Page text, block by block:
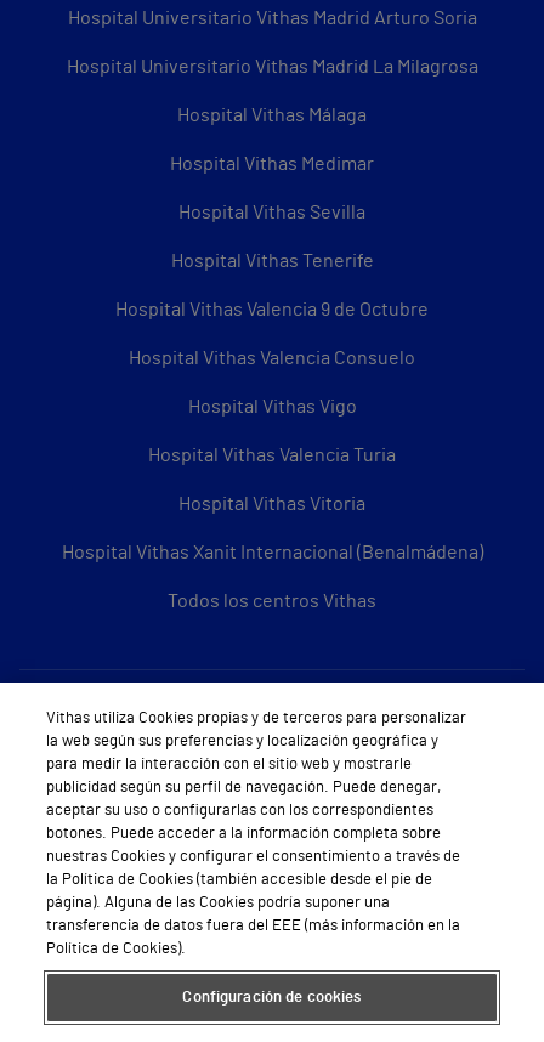
Hospital Universitario Vithas Madrid Arturo Soria
Hospital Universitario Vithas Madrid La Milagrosa
Hospital Vithas Málaga
Hospital Vithas Medimar
Hospital Vithas Sevilla
Hospital Vithas Tenerife
Hospital Vithas Valencia 9 de Octubre
Hospital Vithas Valencia Consuelo
Hospital Vithas Vigo
Hospital Vithas Valencia Turia
Hospital Vithas Vitoria
Hospital Vithas Xanit Internacional (Benalmádena)
Todos los centros Vithas
Sobre Vithas
Quiénes somos
Trabajar en Vithas
Teléfono Cita Médica
Teléfono Atención al Cliente
Política de seguridad y salud en el trabajo
Conoce a Supervita
Vithas utiliza Cookies propias y de terceros para personalizar
la web según sus preferencias y localización geográfica y
para medir la interacción con el sitio web y mostrarle
publicidad según su perfil de navegación. Puede denegar,
aceptar su uso o configurarlas con los correspondientes
botones. Puede acceder a la información completa sobre
nuestras Cookies y configurar el consentimiento a través de
la Política de Cookies (también accesible desde el pie de
página). Alguna de las Cookies podría suponer una
transferencia de datos fuera del EEE (más información en la
Política de Cookies).
Configuración de cookies